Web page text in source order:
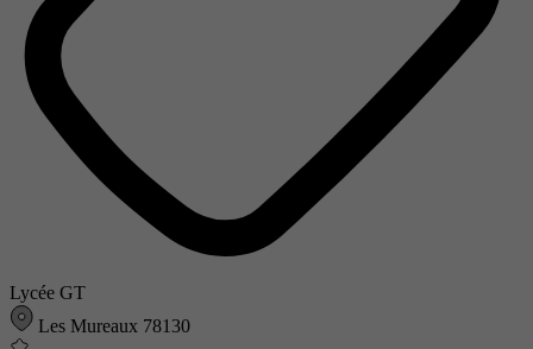
Lycée GT
Les Mureaux 78130